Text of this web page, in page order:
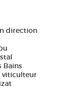
direction
Bains
viticulteur